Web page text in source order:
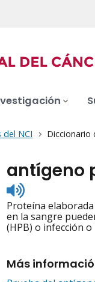
del NCI Diccionario
antígeno
Listen
to
pronunciation
Proteína
en la sangre
(HPB) o infección
Más